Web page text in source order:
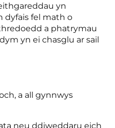
yn
dyfais fel math o
a phatrymau
yn ei chasglu ar sail
a all gynnwys
neu ddiweddaru eich